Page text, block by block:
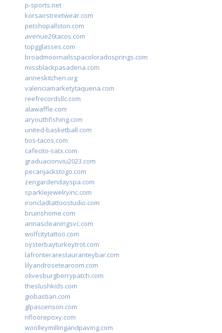
p-sports.net
korsairstreetwear.com
petshopallston.com
avenue26tacos.com
topgglasses.com
broadmoornailsspacoloradosprings.com
missblackpasadena.com
anneskitchen.org
valenciamarketytaqueria.com
reefrecordsllc.com
alawaffle.com
aryouthfishing.com
united-basketball.com
tios-tacos.com
cafecito-satx.com
graduacionviu2023.com
pecanjackstogo.com
zengardendayspa.com
sparklejewelryinc.com
ironcladtattoostudio.com
bruinshome.com
annascleaningsvc.com
wolfcitytattoo.com
oysterbayturkeytrot.com
lafronterarestauranteybar.com
lilyandrosetearoom.com
olivesburgberrypatch.com
theslushkids.com
giobastian.com
glpascensori.com
rifloorepoxy.com
woolleymillingandpaving.com